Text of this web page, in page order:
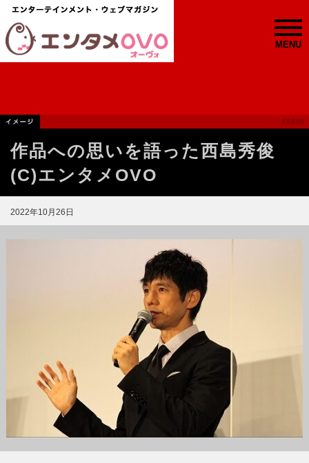
MENU
作品への思いを語った西島秀俊
(C)エンタメOVO
2022年10月26日